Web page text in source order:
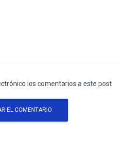
los comentarios a este post